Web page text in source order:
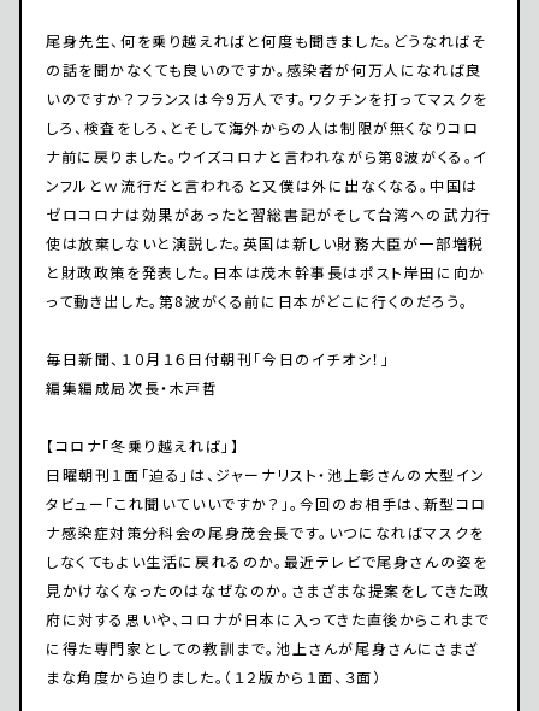
尾身先生、何を乗り越えればと何度も聞きました。どうなればそ
の話を聞かなくても良いのですか。感染者が何万人になれば良
いのですか？フランスは今9万人です。ワクチンを打ってマスクを
しろ、検査をしろ、とそして海外からの人は制限が無くなりコロ
ナ前に戻りました。ウイズコロナと言われながら第8波がくる。イ
ンフルとｗ流行だと言われると又僕は外に出なくなる。中国は
ゼロコロナは効果があったと習総書記がそして台湾への武力行
使は放棄しないと演説した。英国は新しい財務大臣が一部増税
と財政政策を発表した。日本は茂木幹事長はポスト岸田に向か
って動き出した。第8波がくる前に日本がどこに行くのだろう。
毎日新聞、１０月１６日付朝刊「今日のイチオシ！」
編集編成局次長・木戸哲
【コロナ「冬乗り越えれば」】
日曜朝刊１面「迫る」は、ジャーナリスト・池上彰さんの大型イン
タビュー「これ聞いていいですか？」。今回のお相手は、新型コロ
ナ感染症対策分科会の尾身茂会長です。いつになればマスクを
しなくてもよい生活に戻れるのか。最近テレビで尾身さんの姿を
見かけなくなったのはなぜなのか。さまざまな提案をしてきた政
府に対する思いや、コロナが日本に入ってきた直後からこれまで
に得た専門家としての教訓まで。池上さんが尾身さんにさまざ
まな角度から迫りました。（１２版から１面、３面）